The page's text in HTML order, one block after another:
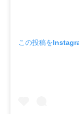
この投稿を